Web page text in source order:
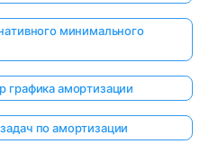
минимального
графика амортизации
по амортизации